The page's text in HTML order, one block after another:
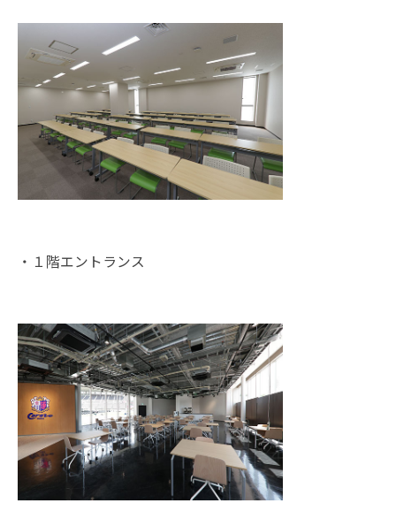
・１階エントランス